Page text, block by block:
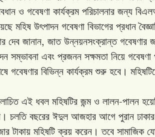
ও গবেষণা কার্যক্রম পরিচালনার জন্য
মহিষ উৎপাদন গবেষণা বিভাগের প্রধান
দেব জানান, জাত উন্নয়নসংক্রান্ত গবেষণার
সম্ভাবনা এবং প্রজনন সক্ষমতা নিয়ে গবেষণা
গবেষণার বিভিন্ন কার্যক্রম শুরু হবে।
এই ধবল মহিষটির জন্ম ও লালন-পালন
চলতি বছরের ঈদুল আজহার আগে পুরান ঢাকার
টাকায় মহিষটি ক্রয় করেন। তবে সামাজিক